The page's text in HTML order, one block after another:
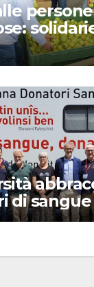
persone
di sangue